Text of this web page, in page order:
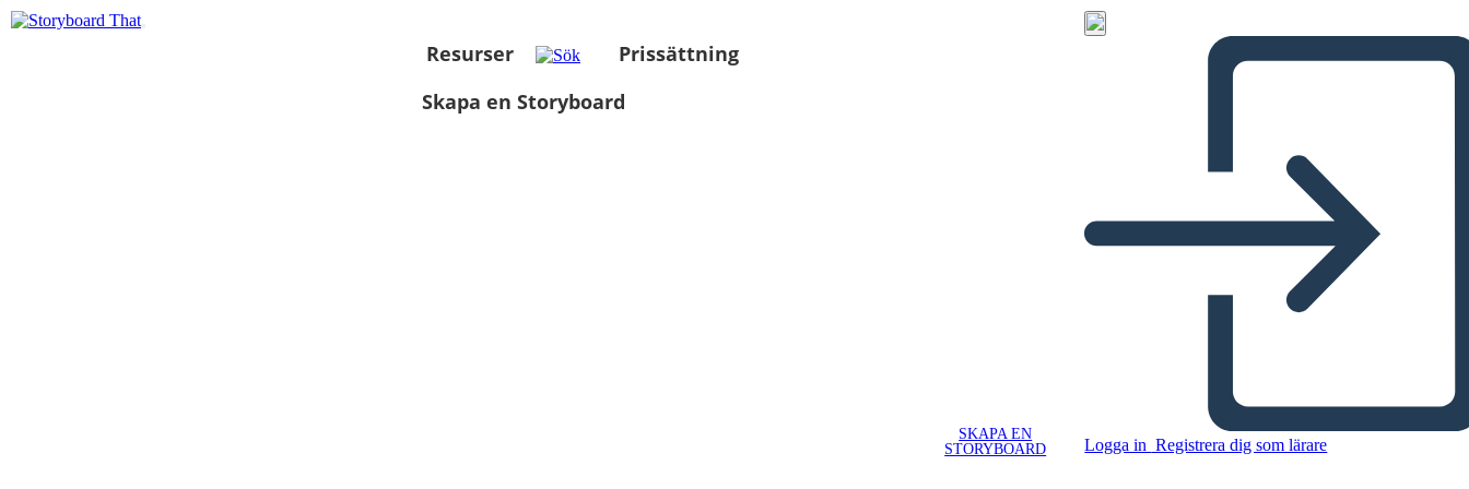
Resurser
Prissättning
Skapa en Storyboard
SKAPA EN
STORYBOARD
Logga in Registrera dig som lärare